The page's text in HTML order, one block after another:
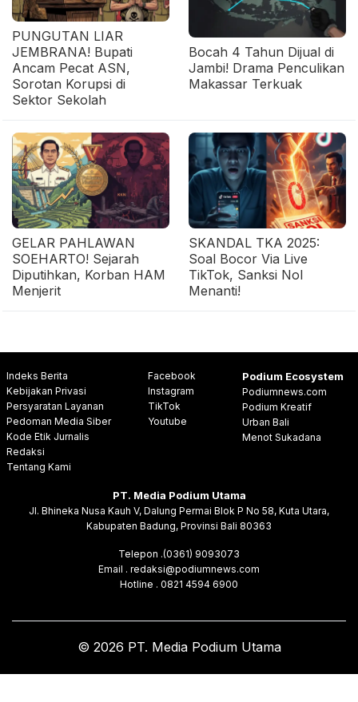
PUNGUTAN LIAR
JEMBRANA! Bupati
Ancam Pecat ASN,
Sorotan Korupsi di
Sektor Sekolah
Bocah 4 Tahun Dijual di
Jambi! Drama Penculikan
Makassar Terkuak
GELAR PAHLAWAN
SOEHARTO! Sejarah
Diputihkan, Korban HAM
Menjerit
SKANDAL TKA 2025:
Soal Bocor Via Live
TikTok, Sanksi Nol
Menanti!
Indeks Berita
Kebijakan Privasi
Persyaratan Layanan
Pedoman Media Siber
Kode Etik Jurnalis
Redaksi
Tentang Kami
Facebook
Instagram
TikTok
Youtube
Podium Ecosystem
Podiumnews.com
Podium Kreatif
Urban Bali
Menot Sukadana
PT. Media Podium Utama
Jl. Bhineka Nusa Kauh V, Dalung Permai Blok P No 58, Kuta Utara,
Kabupaten Badung, Provinsi Bali 80363
Telepon .(0361) 9093073
Email . redaksi@podiumnews.com
Hotline . 0821 4594 6900
© 2026 PT. Media Podium Utama